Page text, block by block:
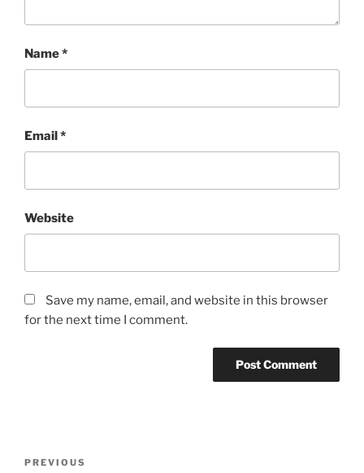
Name*
Email*
Website
Save my name, email, and website in this browser
for the next time I comment.
Previous
PREVIOUS